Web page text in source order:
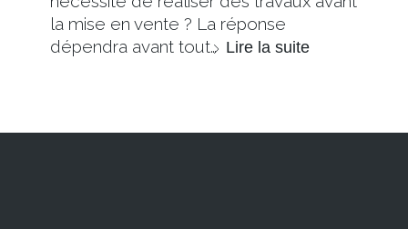
la mise en vente ? La réponse
dépendra avant tout… Lire la suite